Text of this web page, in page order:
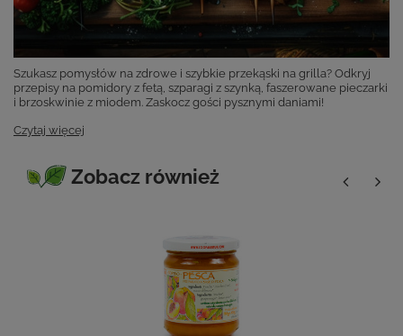
Szukasz pomysłów na zdrowe i szybkie przekąski na grilla? Odkryj
przepisy na pomidory z fetą, szparagi z szynką, faszerowane pieczarki
i brzoskwinie z miodem. Zaskocz gości pysznymi daniami!
Czytaj więcej
Zobacz również